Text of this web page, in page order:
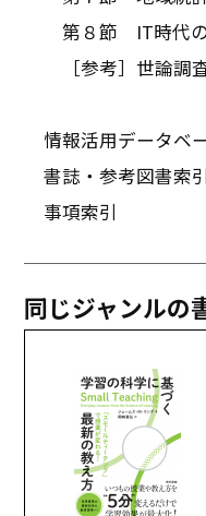
第８節 IT時代
［参考］世論調
情報活用データベー
書誌・参考図書索引
事項索引
同じジャンルの